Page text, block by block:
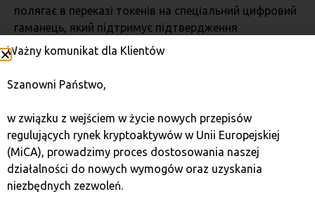
полягає в переказі токенів на спеціальний цифровий
гаманець, який підтримує підтвердження
транзакцій.
Спочатку стейкінг вимагав певного вкладу та
значних знань. Наразі можна стейкити також за
посередництвом бірж криптовалют. Якщо можна
порівняти стейкінг – або блокування –
криптовалюти з блокуванням традиційної валюти
на банківському депозиті, то неможливо порівняти
прибутки. На жаль, уряди друкують гроші на
швидкому ходу. Тому, якщо банк взагалі приймає
Ważny komunikat dla Klientów
Szanowni Państwo,
w związku z wejściem w życie nowych przepisów
regulujących rynek kryptoaktywów w Unii Europejskiej
(MiCA), prowadzimy proces dostosowania naszej
działalności do nowych wymogów oraz uzyskania
niezbędnych zezwoleń.